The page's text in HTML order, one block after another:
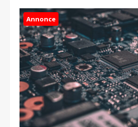
Annonce